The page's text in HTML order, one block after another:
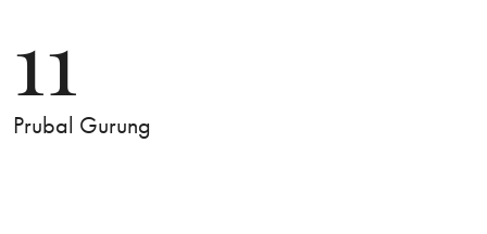
11
Prubal Gurung